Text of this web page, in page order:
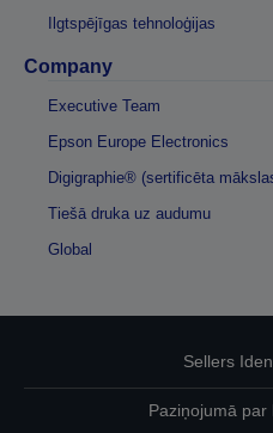
Ilgtspējīgas tehnoloģijas
Company
Executive Team
Epson Europe Electronics
Digigraphie® (sertificēta
Tiešā druka uz audumu
Global
Sellers
Paziņojumā par